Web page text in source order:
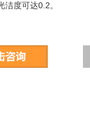
洁度可达0.2。